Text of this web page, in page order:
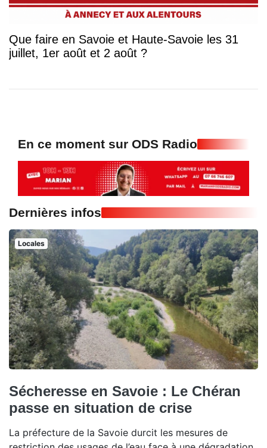
Que faire en Savoie et Haute-Savoie les 31
juillet, 1er août et 2 août ?
En ce moment sur ODS Radio
Dernières infos
Locales
Sécheresse en Savoie : Le Chéran
passe en situation de crise
La préfecture de la Savoie durcit les mesures de